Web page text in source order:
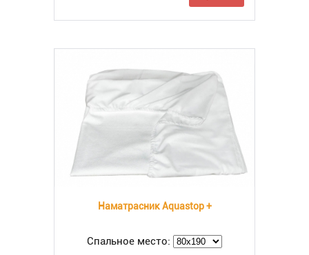
Наматрасник Aquastop +
Спальное место: